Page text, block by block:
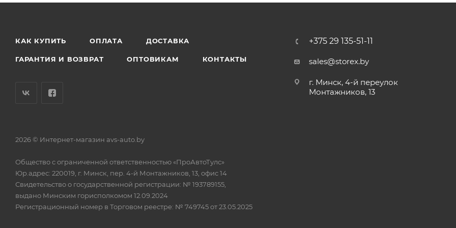
КАК КУПИТЬ ОПЛАТА ДОСТАВКА
ГАРАНТИЯ И ВОЗВРАТ ОПТОВИКАМ КОНТАКТЫ
+375 29 135-51-11
sales@storex.by
г. Минск, 4-й переулок
Монтажников, 13
2026 © Интернет-магазин avs-auto.by
Общество с ограниченной ответственностью «ПроАвтоТулс»
Юр.адрес: 220019, г. Минск, пер. 4-й Монтажников, 13, офис 14
Свидетельство о государственной регистрации: № 193789155,
выдано Минским горисполкомом 12.09.2024
Регистрационный номер в Торговом реестре: № 749745 от 23.05.2025